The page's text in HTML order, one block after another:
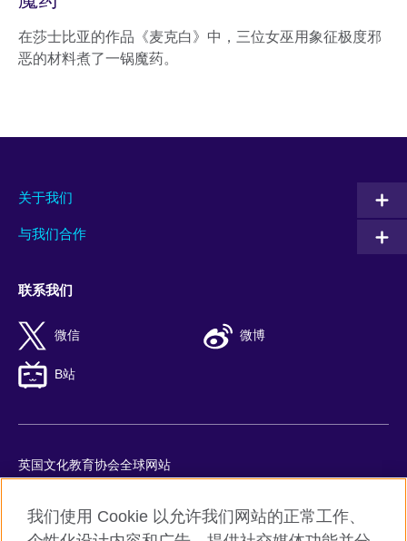
在莎士比亚的作品《麦克白》中，三位女巫用象征极度邪
恶的材料煮了一锅魔药。
关于我们
与我们合作
联系我们
微信 微博
B站
英国文化教育协会全球网站
Cookie
我们使用 Cookie 以允许我们网站的正常工作、